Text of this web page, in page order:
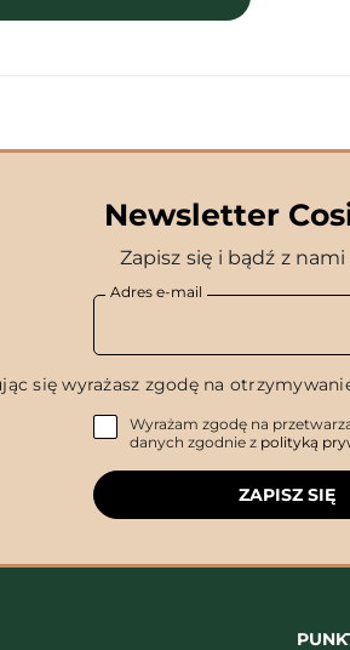
Newsletter
Zapisz się i bądź z
Adres e-mail
się wyrażasz zgodę na
Wyrażam zgodę na
danych zgodnie z polityką
ZAPISZ SIĘ